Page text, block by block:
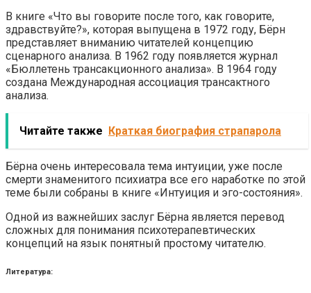
В книге «Что вы говорите после того, как говорите,
здравствуйте?», которая выпущена в 1972 году, Бёрн
представляет вниманию читателей концепцию
сценарного анализа. В 1962 году появляется журнал
«Бюллетень трансакционного анализа». В 1964 году
создана Международная ассоциация трансактного
анализа.
Читайте также Краткая биография страпарола
Бёрна очень интересовала тема интуиции, уже после
смерти знаменитого психиатра все его наработке по этой
теме были собраны в книге «Интуиция и эго-состояния».
Одной из важнейших заслуг Бёрна является перевод
сложных для понимания психотерапевтических
концепций на язык понятный простому читателю.
Литература: